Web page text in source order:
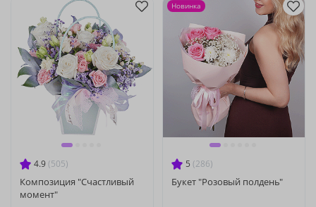
4.9 (505)
Композиция "Счастливый
момент"
5 (286)
Букет "Розовый полдень"
Новинка